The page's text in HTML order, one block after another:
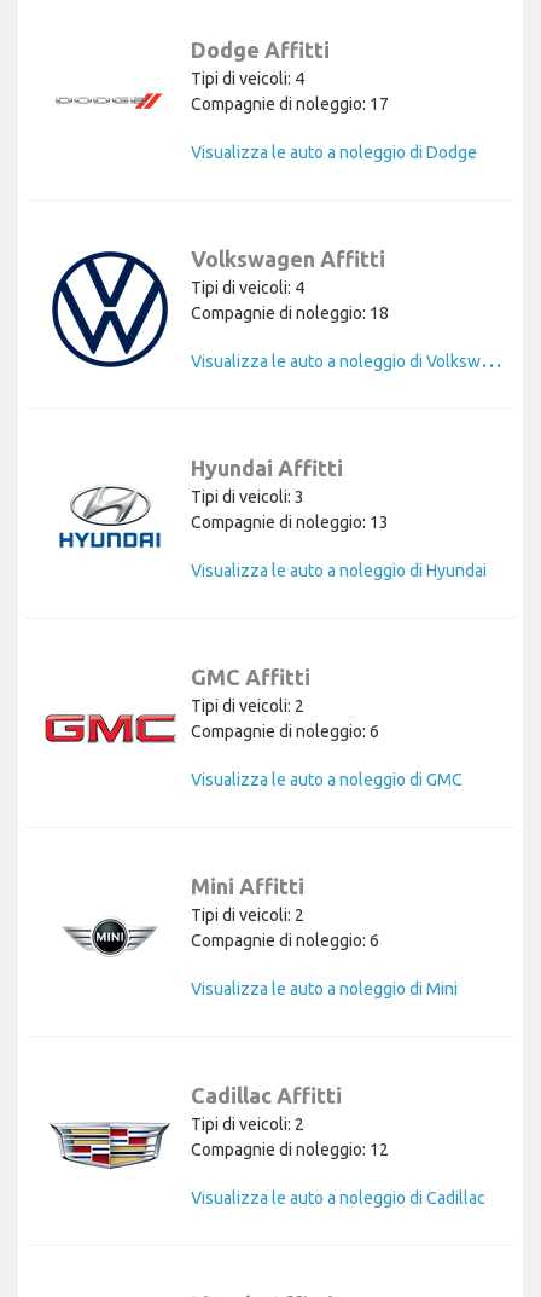
Dodge Affitti
Tipi di veicoli: 4
Compagnie di noleggio: 17
Visualizza le auto a noleggio di Dodge
Volkswagen Affitti
Tipi di veicoli: 4
Compagnie di noleggio: 18
V
isualizza le auto a noleggio di Volkswagen
Hyundai Affitti
Tipi di veicoli: 3
Compagnie di noleggio: 13
Visualizza le auto a noleggio di Hyundai
GMC Affitti
Tipi di veicoli: 2
Compagnie di noleggio: 6
Visualizza le auto a noleggio di GMC
Mini Affitti
Tipi di veicoli: 2
Compagnie di noleggio: 6
Visualizza le auto a noleggio di Mini
Cadillac Affitti
Tipi di veicoli: 2
Compagnie di noleggio: 12
Visualizza le auto a noleggio di Cadillac